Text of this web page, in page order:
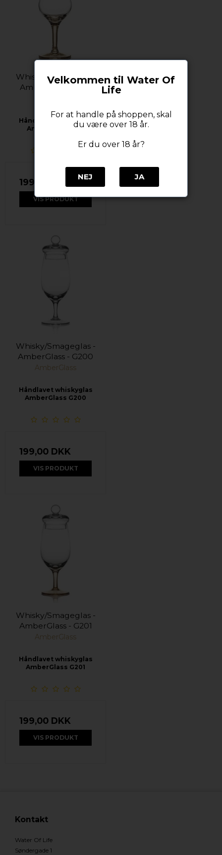
Whisky/Smageglas -
AmberGlass - G101
Håndlavet whiskyglas
AmberGlass G101
199,00 DKK
VIS PRODUKT
Whisky/Smageglas -
AmberGlass - G200
AmberGlass
Håndlavet whiskyglas
AmberGlass G200
199,00 DKK
VIS PRODUKT
Whisky/Smageglas -
AmberGlass - G201
AmberGlass
Håndlavet whiskyglas
AmberGlass G201
199,00 DKK
VIS PRODUKT
Kontakt
Water Of Life
Søndergade 1
Velkommen til Water Of
Life
For at handle på shoppen, skal
du være over 18 år.
Er du over 18 år?
NEJ JA